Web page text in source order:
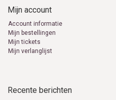
Mijn account
Account informatie
Mijn bestellingen
Mijn tickets
Mijn verlanglijst
Recente berichten